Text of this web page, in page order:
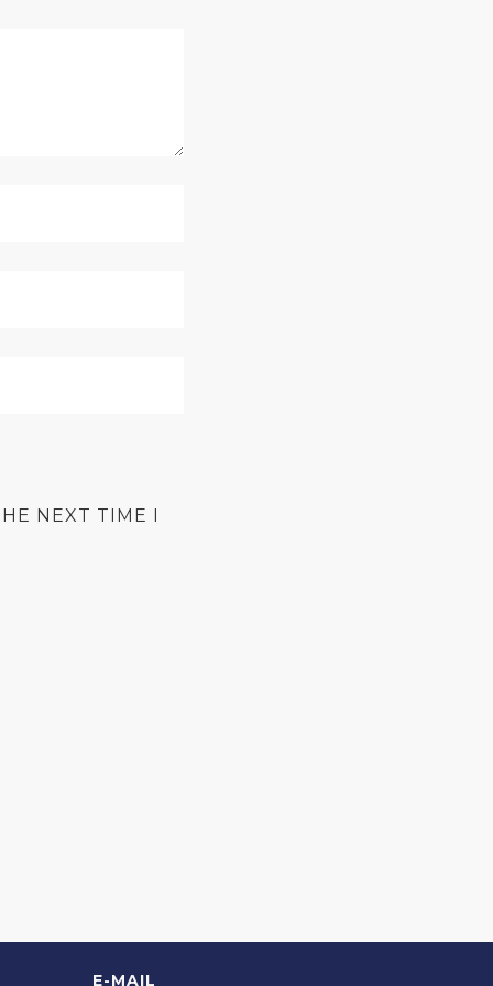
NEXT TIME I
E-MAIL